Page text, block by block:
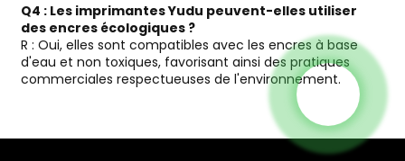
Q4 : Les imprimantes Yudu peuvent-elles utiliser
des encres écologiques ?
R : Oui, elles sont compatibles avec les encres à base
d'eau et non toxiques, favorisant ainsi des pratiques
commerciales respectueuses de l'environnement.